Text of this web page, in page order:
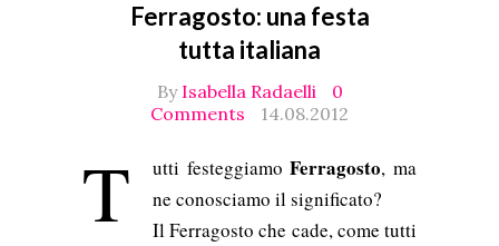
Ferragosto: una festa
tutta italiana
By Isabella Radaelli
0
Comments
14.08.2012
T utti festeggiamoFerragosto, ma
ne conosciamo il significato?
Il Ferragosto che cade, come tutti